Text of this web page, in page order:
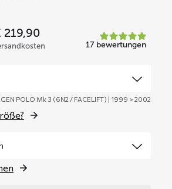
219,90
range:
17 bewertungen
POLO Mk 3 (6N2 / FACELIFT) | 1999 > 2002